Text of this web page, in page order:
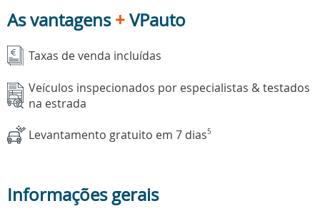
As vantagens+VPauto
Taxas de venda incluídas
Veículos inspecionados por especialistas & testados
na estrada
Levantamento gratuito em 7 dias5
Informações gerais